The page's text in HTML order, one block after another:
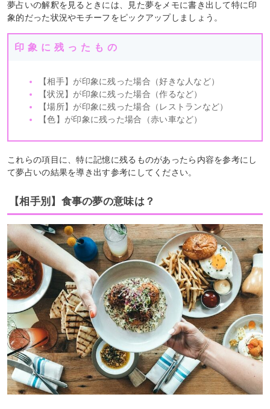
夢占いの解釈を見るときには、見た夢をメモに書き出して特に印
象的だった状況やモチーフをピックアップしましょう。
印象に残ったもの
【相手】が印象に残った場合（好きな人など）
【状況】が印象に残った場合（作るなど）
【場所】が印象に残った場合（レストランなど）
【色】が印象に残った場合（赤い車など）
これらの項目に、特に記憶に残るものがあったら内容を参考にし
て夢占いの結果を導き出す参考にしてください。
【相手別】食事の夢の意味は？